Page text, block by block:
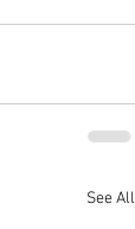
See All